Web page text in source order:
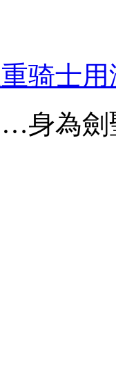
骑士
身為劍